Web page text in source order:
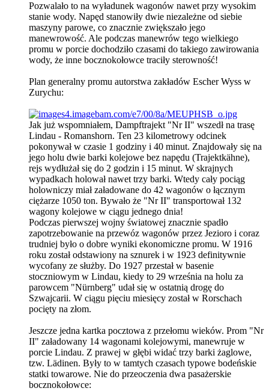
Pozwalało to na wyładunek wagonów nawet przy wysokim
stanie wody. Napęd stanowiły dwie niezależne od siebie
maszyny parowe, co znacznie zwiększało jego
manewrowość. Ale podczas manewrów tego wielkiego
promu w porcie dochodziło czasami do takiego zawirowania
wody, że inne bocznokołowce traciły sterowność!
Plan generalny promu autorstwa zakładów Escher Wyss w
Zurychu:
Jak już wspomniałem, Dampftrajekt "Nr II" wszedł na trasę
Lindau - Romanshorn. Ten 23 kilometrowy odcinek
pokonywał w czasie 1 godziny i 40 minut. Znajdowały się na
jego holu dwie barki kolejowe bez napędu (Trajektkähne),
rejs wydłużał się do 2 godzin i 15 minut. W skrajnych
wypadkach holował nawet trzy barki. Wtedy cały pociąg
holowniczy miał załadowane do 42 wagonów o łącznym
ciężarze 1050 ton. Bywało że "Nr II" transportował 132
wagony kolejowe w ciągu jednego dnia!
Podczas pierwszej wojny światowej znacznie spadło
zapotrzebowanie na przewóz wagonów przez Jezioro i coraz
trudniej było o dobre wyniki ekonomiczne promu. W 1916
roku został odstawiony na sznurek i w 1923 definitywnie
wycofany ze służby. Do 1927 przestał w basenie
stoczniowym w Lindau, kiedy to 29 września na holu za
parowcem "Nürnberg" udał się w ostatnią drogę do
Szwajcarii. W ciągu pięciu miesięcy został w Rorschach
pocięty na złom.
Jeszcze jedna kartka pocztowa z przełomu wieków. Prom "Nr
II" załadowany 14 wagonami kolejowymi, manewruje w
porcie Lindau. Z prawej w głębi widać trzy barki żaglowe,
tzw. Lädinen. Były to w tamtych czasach typowe bodeńskie
statki towarowe. Nie do przeoczenia dwa pasażerskie
bocznokołowce: